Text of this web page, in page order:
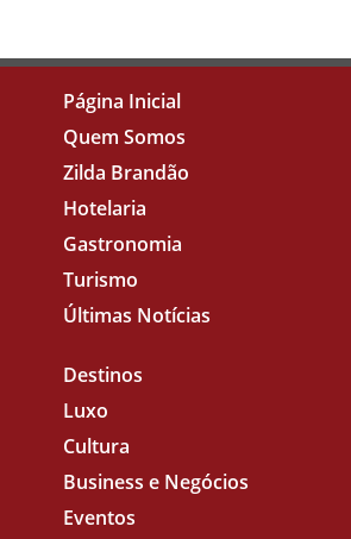
Página Inicial
Quem Somos
Zilda Brandão
Hotelaria
Gastronomia
Turismo
Últimas Notícias
Destinos
Luxo
Cultura
Business e Negócios
Eventos